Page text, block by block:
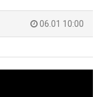
06.01 10:00